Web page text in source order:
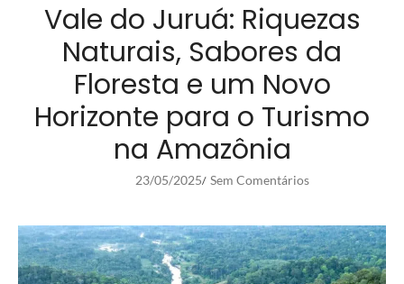
Vale do Juruá: Riquezas
Naturais, Sabores da
Floresta e um Novo
Horizonte para o Turismo
na Amazônia
23/05/2025/ Sem Comentários